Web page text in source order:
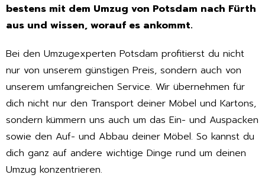
bestens mit dem Umzug von Potsdam nach Fürth
aus und wissen, worauf es ankommt.
Bei den Umzugexperten Potsdam profitierst du nicht
nur von unserem günstigen Preis, sondern auch von
unserem umfangreichen Service. Wir übernehmen für
dich nicht nur den Transport deiner Möbel und Kartons,
sondern kümmern uns auch um das Ein- und Auspacken
sowie den Auf- und Abbau deiner Möbel. So kannst du
dich ganz auf andere wichtige Dinge rund um deinen
Umzug konzentrieren.